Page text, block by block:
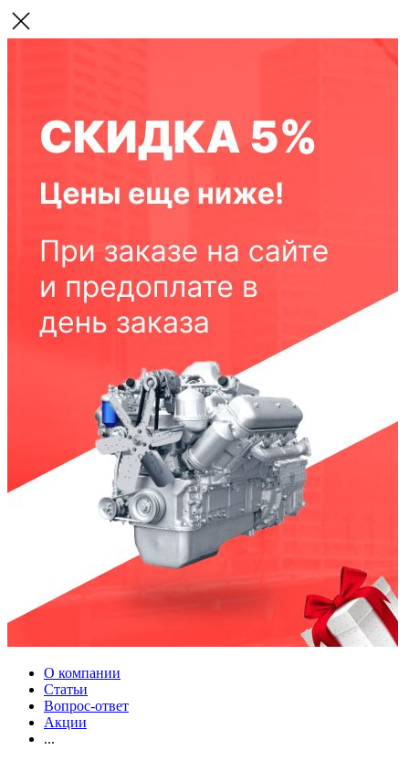
О компании
Статьи
Вопрос-ответ
Акции
...